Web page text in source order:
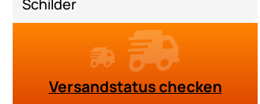
Schilder
Versandstatus checken